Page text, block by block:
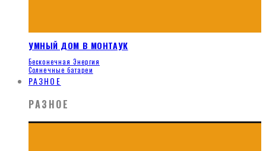
УМНЫЙ ДОМ В МОНТАУК
Бесконечная Энергия
Солнечные батареи
РАЗНОЕ
РАЗНОЕ